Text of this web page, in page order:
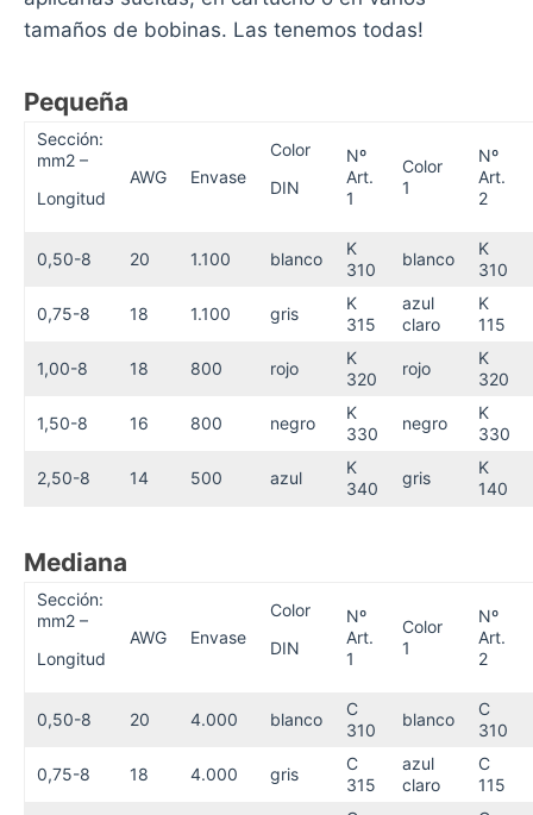
tamaños de bobinas. Las tenemos todas!
Pequeña
Sección:
mm2 –
Longitud
AWG Envase
Color
DIN
Nº
Art.
1
Color
1
Nº
Art.
2
0,50-8 20 1.100 blanco
K
310
blanco
K
310
0,75-8 18 1.100 gris
K
315
azul
claro
K
115
1,00-8 18 800 rojo
K
320
rojo
K
320
1,50-8 16 800 negro
K
330
negro
K
330
2,50-8 14 500 azul
K
340
gris
K
140
Mediana
Sección:
mm2 –
Longitud
AWG Envase
Color
DIN
Nº
Art.
1
Color
1
Nº
Art.
2
0,50-8 20 4.000 blanco
C
310
blanco
C
310
0,75-8 18 4.000 gris
C
315
azul
claro
C
115